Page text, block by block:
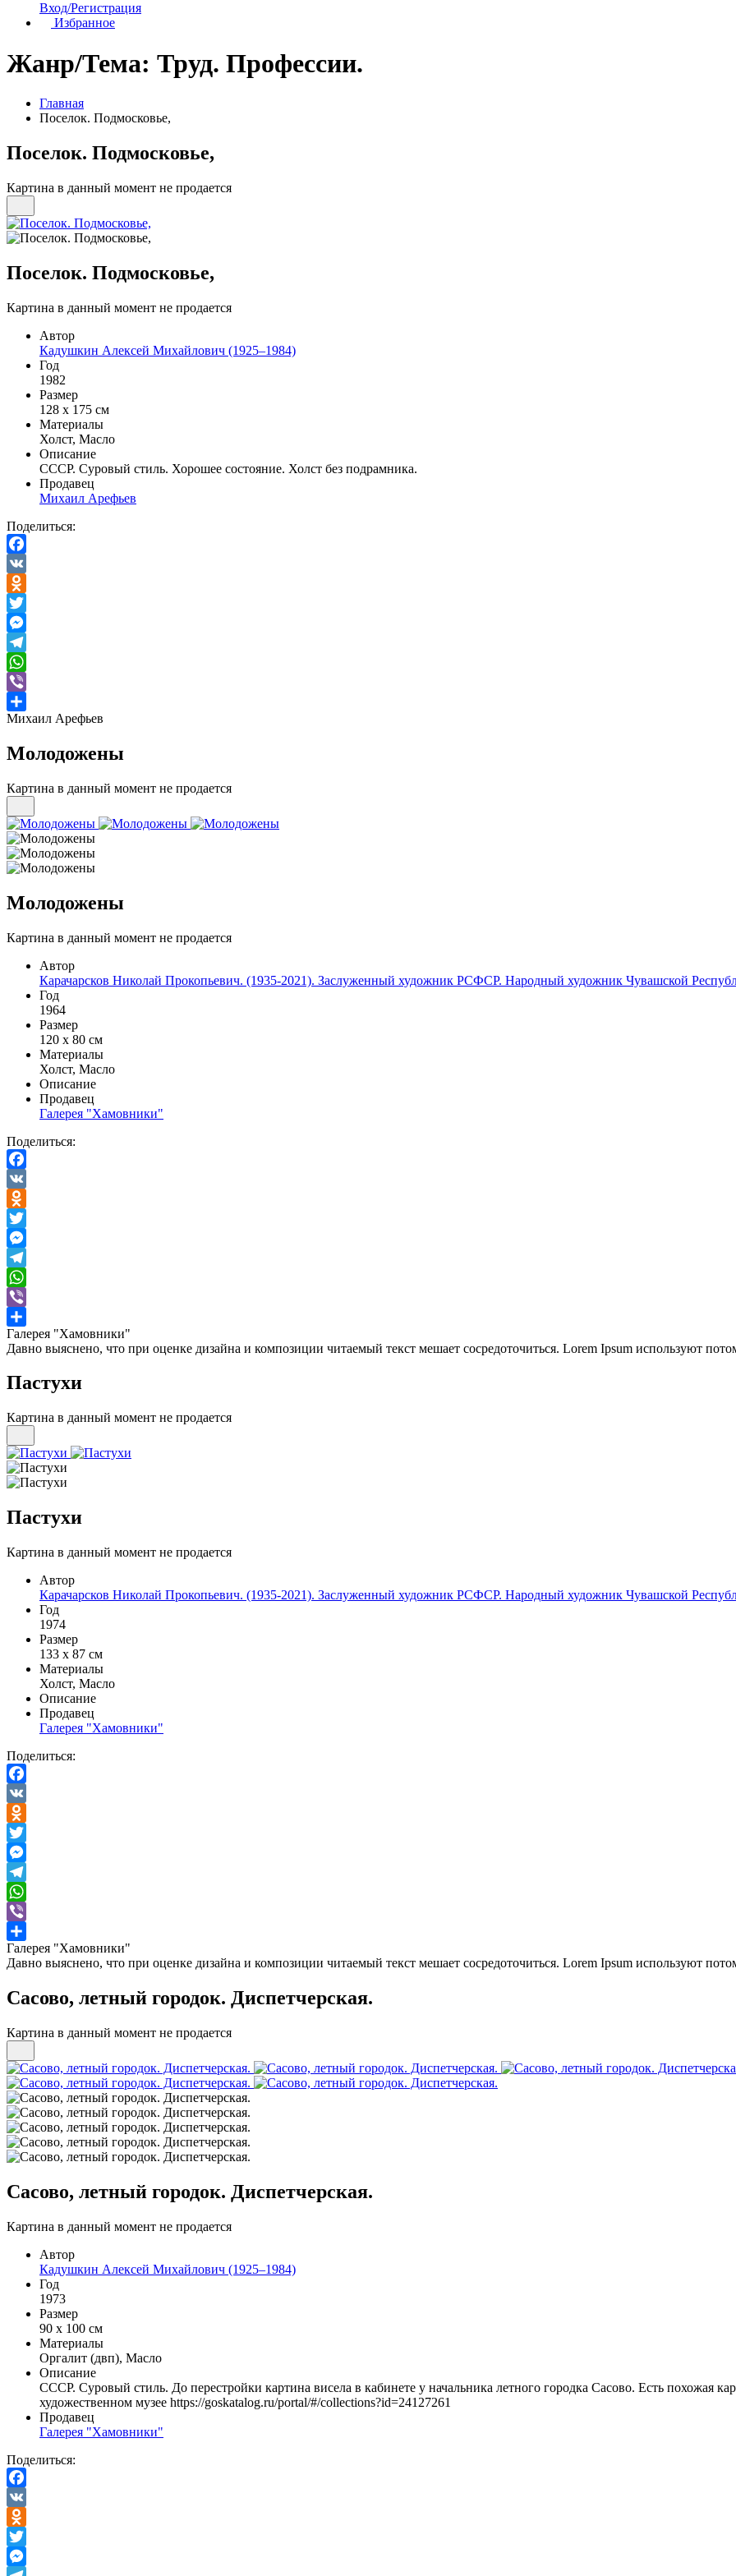
Вход/Регистрация
Избранное
Жанр/Тема: Труд. Профессии.
Главная
Поселок. Подмосковье,
Поселок. Подмосковье,
Картина в данный момент не продается
Поселок. Подмосковье,
Картина в данный момент не продается
Автор
Кадушкин Алексей Михайлович (1925–1984)
Год
1982
Размер
128 х 175 см
Материалы
Холст, Масло
Описание
СССР. Суровый стиль. Хорошее состояние. Холст без подрамника.
Продавец
Михаил Арефьев
Поделиться:
Facebook
VK
Odnoklassniki
Twitter
Messenger
Telegram
WhatsApp
Viber
Отправить
Михаил Арефьев
Молодожены
Картина в данный момент не продается
Молодожены
Картина в данный момент не продается
Автор
Карачарсков Николай Прокопьевич. (1935-2021). Заслуженный художник РСФСР. Народный художник Чувашской
Год
1964
Размер
120 х 80 см
Материалы
Холст, Масло
Описание
Продавец
Галерея "Хамовники"
Поделиться:
Facebook
VK
Odnoklassniki
Twitter
Messenger
Telegram
WhatsApp
Viber
Отправить
Галерея "Хамовники"
Давно выяснено, что при оценке дизайна и композиции читаемый текст мешает сосредоточиться. Lorem Ipsum используют
Пастухи
Картина в данный момент не продается
Пастухи
Картина в данный момент не продается
Автор
Карачарсков Николай Прокопьевич. (1935-2021). Заслуженный художник РСФСР. Народный художник Чувашской
Год
1974
Размер
133 х 87 см
Материалы
Холст, Масло
Описание
Продавец
Галерея "Хамовники"
Поделиться:
Facebook
VK
Odnoklassniki
Twitter
Messenger
Telegram
WhatsApp
Viber
Отправить
Галерея "Хамовники"
Давно выяснено, что при оценке дизайна и композиции читаемый текст мешает сосредоточиться. Lorem Ipsum используют
Сасово, летный городок. Диспетчерская.
Картина в данный момент не продается
Сасово, летный городок. Диспетчерская.
Картина в данный момент не продается
Автор
Кадушкин Алексей Михайлович (1925–1984)
Год
1973
Размер
90 х 100 см
Материалы
Оргалит (двп), Масло
Описание
СССР. Суровый стиль. До перестройки картина висела в кабинете у начальника летного городка Сасово. Есть похожая
художественном музее https://goskatalog.ru/portal/#/collections?id=24127261
Продавец
Галерея "Хамовники"
Поделиться:
Facebook
VK
Odnoklassniki
Twitter